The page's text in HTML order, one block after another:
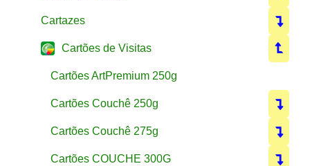
Cartazes
Cartões de Visitas
Cartões ArtPremium 250g
Cartões Couchê 250g
Cartões Couchê 275g
Cartões COUCHE 300G